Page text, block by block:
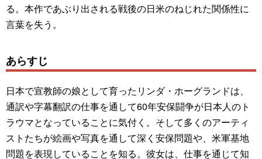
る。本作であぶり出される戦後の日米のねじれた関係性に
言葉を失う。
あらすじ
日本で宣教師の娘として育ったリンダ・ホーグランドは、
通訳や字幕翻訳の仕事を通して60年安保闘争が日本人のト
ラウマとなっていることに気付く。そして多くのアーティ
ストたちが絵画や写真を通して深く安保問題や、米軍基地
問題を表現していることを知る。彼女は、仕事を通じて知